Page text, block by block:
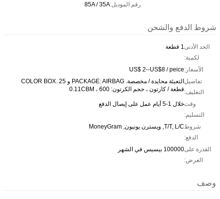
رقم الموديل:85A / 35A
شروط الدفع والشحن
الحد الأدنى
لكمية:
1 قطعة
الأسعار:US$ 2--US$8 / peice
تفاصيل
التغليف:
التعبئة محايدة / مخصصة. PACKAGE: AIRBAG و COLOR BOX. 25
قطعة / كارتون ، حجم الكرتون: 0.11CBM ، 600
وقت
التسليم:
خلال 1-5 أيام عمل على إيصال الدفع
شروط
الدفع:
T/T, L/C, ويسترن يونيون, MoneyGram
القدرة على
العرض:
100000 بيسيس في الشهر
وصف